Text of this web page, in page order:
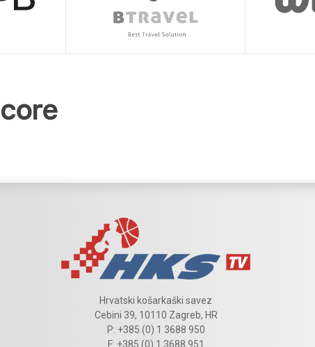
Hrvatski košarkaški savez
Cebini 39, 10110 Zagreb, HR
P: +385 (0) 1 3688 950
F: +385 (0) 1 3688 951